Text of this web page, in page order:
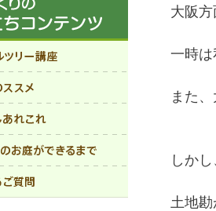
大阪
一時は
また
しか
土地勘